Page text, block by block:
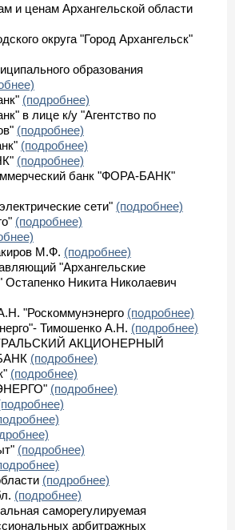
и ценам Архангельской области
округа "Город Архангельск"
образования
(подробнее)
в лице к/у "Агентство по
(подробнее)
(подробнее)
(подробнее)
банк "ФОРА-БАНК"
сети" (подробнее)
(подробнее)
М.Ф. (подробнее)
"Архангельские
Остапенко Никита Николаевич
"Роскоммунэнерго (подробнее)
Тимошенко А.Н. (подробнее)
АКЦИОНЕРНЫЙ
(подробнее)
(подробнее)
(подробнее)
(подробнее)
(подробнее)
(подробнее)
саморегулируемая
арбитражных